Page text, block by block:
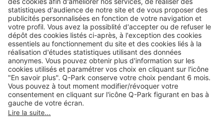
Modes de paiement en ligne